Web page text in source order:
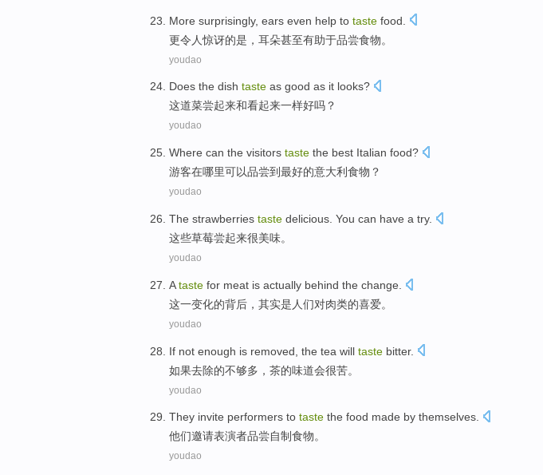
More surprisingly, ears even help to taste food.
更令人惊讶的是，耳朵甚至有助于品尝食物。
youdao
Does the dish taste as good as it looks?
这道菜尝起来和看起来一样好吗？
youdao
Where can the visitors taste the best Italian food?
游客在哪里可以品尝到最好的意大利食物？
youdao
The strawberries taste delicious. You can have a try.
这些草莓尝起来很美味。
youdao
A taste for meat is actually behind the change.
这一变化的背后，其实是人们对肉类的喜爱。
youdao
If not enough is removed, the tea will taste bitter.
如果去除的不够多，茶的味道会很苦。
youdao
They invite performers to taste the food made by themselves.
他们邀请表演者品尝自制食物。
youdao